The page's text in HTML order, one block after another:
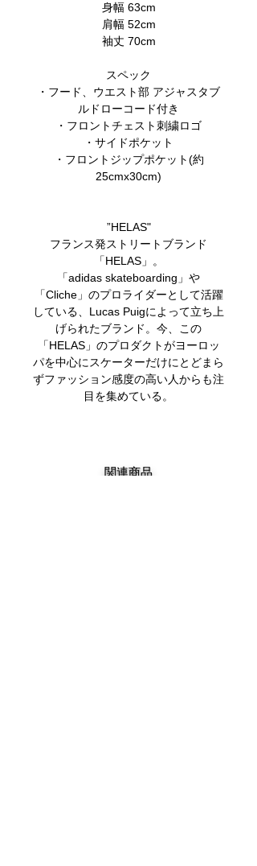
身幅 63cm
肩幅 52cm
袖丈 70cm
スペック
・フード、ウエスト部 アジャスタブ
ルドローコード付き
・フロントチェスト刺繍ロゴ
・サイドポケット
・フロントジップポケット(約
25cmx30cm)
”HELAS"
フランス発ストリートブランド
「HELAS」。
「adidas skateboarding」や
「Cliche」のプロライダーとして活躍
している、Lucas Puigによって立ち上
げられたブランド。今、この
「HELAS」のプロダクトがヨーロッ
パを中心にスケーターだけにとどまら
ずファッション感度の高い人からも注
目を集めている。
関連商品